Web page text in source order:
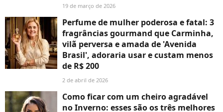
19 de março de 2026
Perfume de mulher poderosa e fatal: 3
fragrâncias gourmand que Carminha,
vilã perversa e amada de 'Avenida
Brasil', adoraria usar e custam menos
de R$ 200
2 de abril de 2026
Como ficar com um cheiro agradável
no Inverno: esses são os três melhores